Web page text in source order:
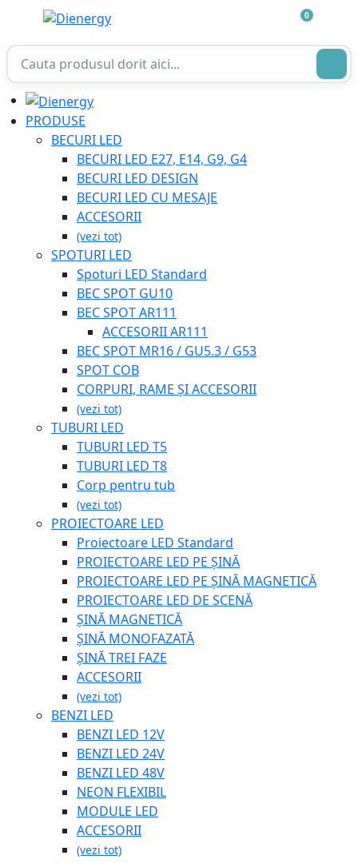
0
PRODUSE
BECURI LED
BECURI LED E27, E14, G9, G4
BECURI LED DESIGN
BECURI LED CU MESAJE
ACCESORII
(vezi tot)
SPOTURI LED
Spoturi LED Standard
BEC SPOT GU10
BEC SPOT AR111
ACCESORII AR111
BEC SPOT MR16 / GU5.3 / G53
SPOT COB
CORPURI, RAME ȘI ACCESORII
(vezi tot)
TUBURI LED
TUBURI LED T5
TUBURI LED T8
Corp pentru tub
(vezi tot)
PROIECTOARE LED
Proiectoare LED Standard
PROIECTOARE LED PE ȘINĂ
PROIECTOARE LED PE ȘINĂ MAGNETICĂ
PROIECTOARE LED DE SCENĂ
ȘINĂ MAGNETICĂ
ȘINĂ MONOFAZATĂ
ȘINĂ TREI FAZE
ACCESORII
(vezi tot)
BENZI LED
BENZI LED 12V
BENZI LED 24V
BENZI LED 48V
NEON FLEXIBIL
MODULE LED
ACCESORII
(vezi tot)